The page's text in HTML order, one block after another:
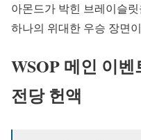
아몬드가 박힌 브레이슬
하나의 위대한 우승 장면
WSOP 메인 이
전당 헌액